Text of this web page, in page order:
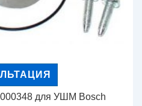
для УШМ Bosch